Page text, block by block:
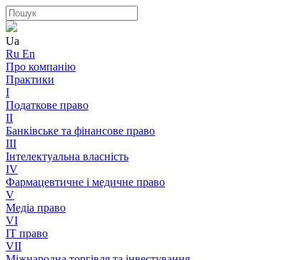
Ua
Ru En
Про компанію
Практики
I
Податкове право
II
Банківське та фінансове право
III
Інтелектуальна власність
IV
Фармацевтичне і медичне право
V
Медіа право
VI
IT право
VII